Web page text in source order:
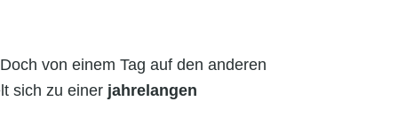
von einem Tag auf den anderen
sich zu einer jahrelangen